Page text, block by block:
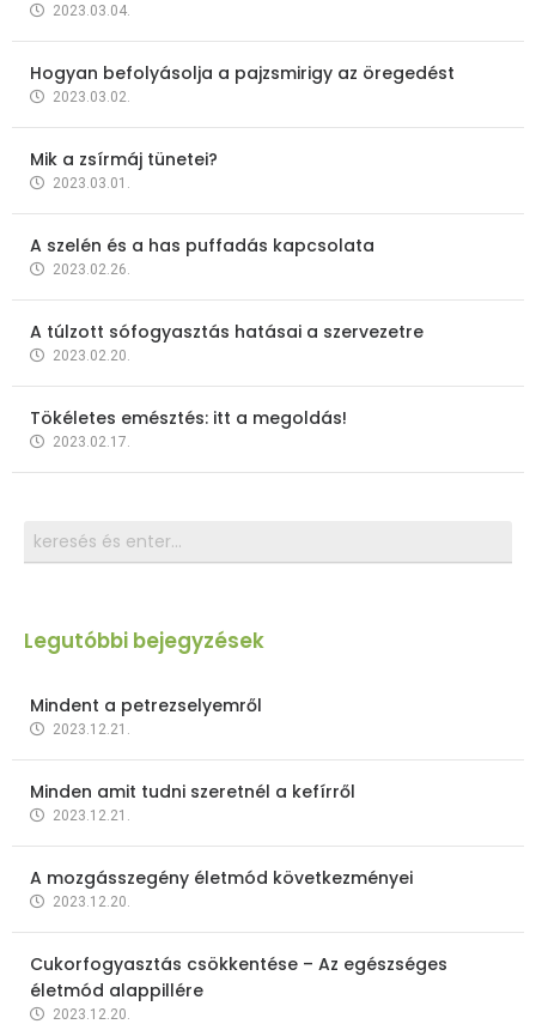
2023.03.04.
Hogyan befolyásolja a pajzsmirigy az öregedést
2023.03.02.
Mik a zsírmáj tünetei?
2023.03.01.
A szelén és a has puffadás kapcsolata
2023.02.26.
A túlzott sófogyasztás hatásai a szervezetre
2023.02.20.
Tökéletes emésztés: itt a megoldás!
2023.02.17.
Legutóbbi bejegyzések
Mindent a petrezselyemről
2023.12.21.
Minden amit tudni szeretnél a kefírről
2023.12.21.
A mozgásszegény életmód következményei
2023.12.20.
Cukorfogyasztás csökkentése – Az egészséges
életmód alappillére
2023.12.20.